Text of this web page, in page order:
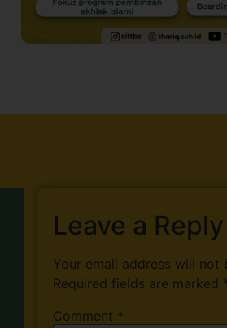
Leave a Reply
Your email address will not
Required fields are marked
Comment *